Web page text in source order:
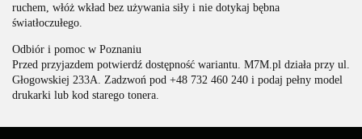
ruchem, włóż wkład bez używania siły i nie dotykaj bębna
światłoczułego.
Odbiór i pomoc w Poznaniu
Przed przyjazdem potwierdź dostępność wariantu. M7M.pl działa przy ul.
Głogowskiej 233A. Zadzwoń pod +48 732 460 240 i podaj pełny model
drukarki lub kod starego tonera.